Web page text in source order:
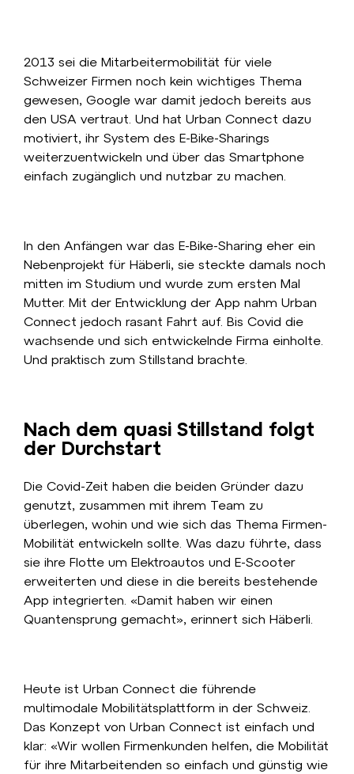
2013 sei die Mitarbeitermobilität für viele
Schweizer Firmen noch kein wichtiges Thema
gewesen, Google war damit jedoch bereits aus
den USA vertraut. Und hat Urban Connect dazu
motiviert, ihr System des E-Bike-Sharings
weiterzuentwickeln und über das Smartphone
einfach zugänglich und nutzbar zu machen.
In den Anfängen war das E-Bike-Sharing eher ein
Nebenprojekt für Häberli, sie steckte damals noch
mitten im Studium und wurde zum ersten Mal
Mutter. Mit der Entwicklung der App nahm Urban
Connect jedoch rasant Fahrt auf. Bis Covid die
wachsende und sich entwickelnde Firma einholte.
Und praktisch zum Stillstand brachte.
Nach dem quasi Stillstand folgt
der Durchstart
Die Covid-Zeit haben die beiden Gründer dazu
genutzt, zusammen mit ihrem Team zu
überlegen, wohin und wie sich das Thema Firmen-
Mobilität entwickeln sollte. Was dazu führte, dass
sie ihre Flotte um Elektroautos und E-Scooter
erweiterten und diese in die bereits bestehende
App integrierten. «Damit haben wir einen
Quantensprung gemacht», erinnert sich Häberli.
Heute ist Urban Connect die führende
multimodale Mobilitätsplattform in der Schweiz.
Das Konzept von Urban Connect ist einfach und
klar: «Wir wollen Firmenkunden helfen, die Mobilität
für ihre Mitarbeitenden so einfach und günstig wie